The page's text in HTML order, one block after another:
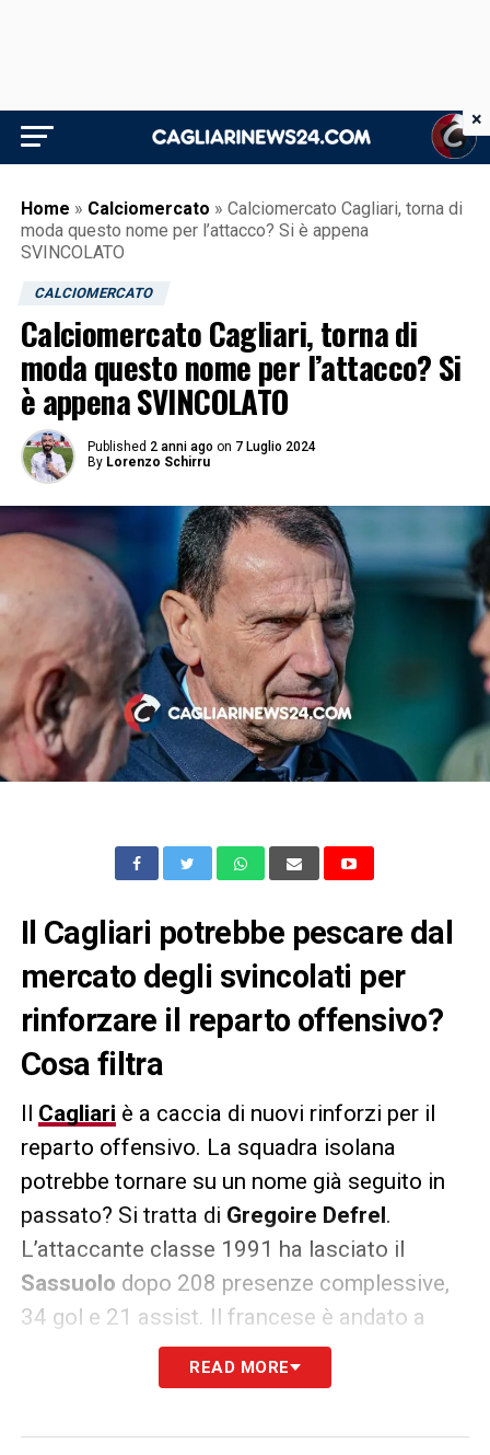
Home » Calciomercato » Calciomercato Cagliari, torna di
moda questo nome per l’attacco? Si è appena
SVINCOLATO
CALCIOMERCATO
Calciomercato Cagliari, torna di
moda questo nome per l’attacco? Si
è appena SVINCOLATO
Published 2 anni ago on 7 Luglio 2024
By Lorenzo Schirru
Il Cagliari potrebbe pescare dal
mercato degli svincolati per
rinforzare il reparto offensivo?
Cosa filtra
Il Cagliari è a caccia di nuovi rinforzi per il
reparto offensivo. La squadra isolana
potrebbe tornare su un nome già seguito in
passato? Si tratta di Gregoire Defrel.
L’attaccante classe 1991 ha lasciato il
Sassuolo dopo 208 presenze complessive,
34 gol e 21 assist. Il francese è andato a
scadenza di contratto ed ora è svincolato. Il
giocatore potrebbe dunque accasarsi a zero,
READ MORE
×